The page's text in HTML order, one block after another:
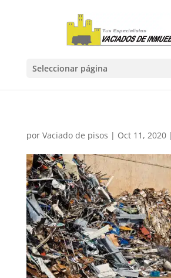
Seleccionar página
por Vaciado de pisos | Oct 11, 2020|